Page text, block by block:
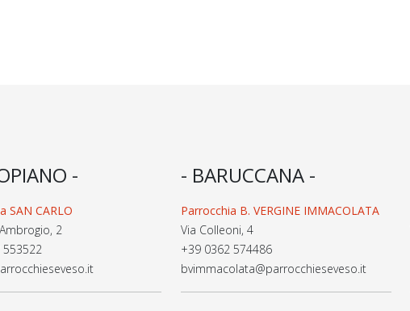
-
SAN CARLO
2
- BARUCCANA -
Parrocchia B. VERGINE IMMACOLATA
Via Colleoni, 4
+39 0362 574486
bvimmacolata@parrocchieseveso.it